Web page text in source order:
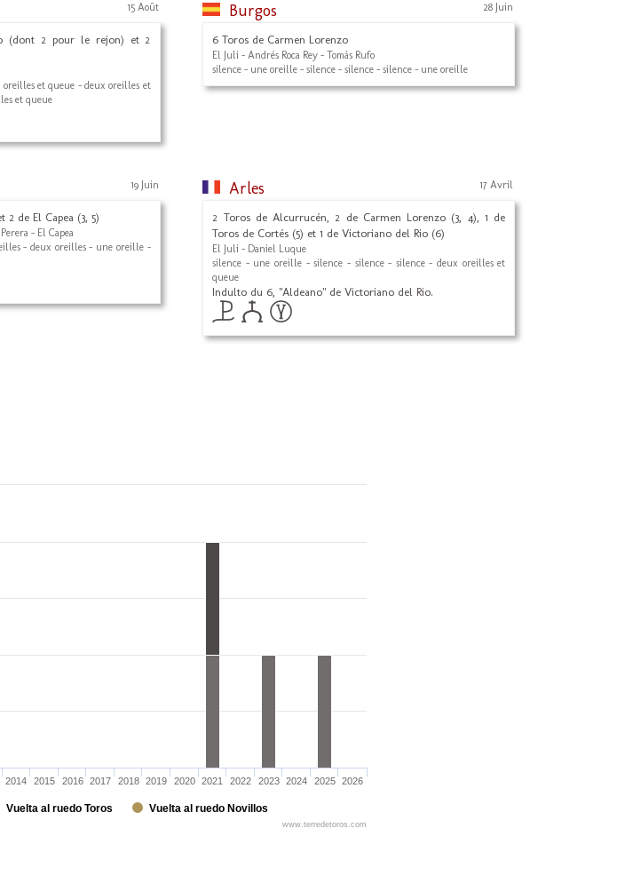
15 Août
(dont 2 pour le rejon) et 2
et queue - deux oreilles et
et queue
Burgos 28 Juin
6 Toros de Carmen Lorenzo
El Juli - Andrés Roca Rey - Tomás Rufo
silence - une oreille - silence - silence - silence - une oreille
19 Juin
2 de El Capea (3, 5)
- El Capea
- deux oreilles - une oreille -
Arles 17 Avril
2 Toros de Alcurrucén, 2 de Carmen Lorenzo (3, 4), 1 de
Toros de Cortés (5) et 1 de Victoriano del Rio (6)
El Juli - Daniel Luque
silence - une oreille - silence - silence - silence - deux oreilles et
queue
Indulto du 6, "Aldeano" de Victoriano del Rio.
Vuelta al ruedo Toros Vuelta al ruedo Novillos
2014 2015 2016 2017 2018 2019 2020 2021 2022 2023 2024 2025 2026
www.terredetoros.com